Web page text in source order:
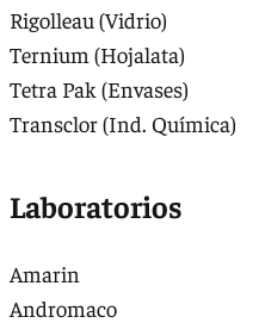
Rigolleau (Vidrio)
Ternium (Hojalata)
Tetra Pak (Envases)
Transclor (Ind. Química)
Laboratorios
Amarin
Andromaco